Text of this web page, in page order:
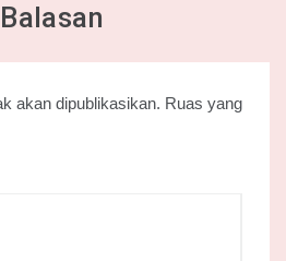
akan dipublikasikan. Ruas yang